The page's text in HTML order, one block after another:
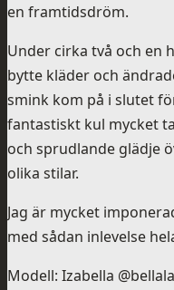
en framtidsdröm.
Under cirka två och en
bytte kläder och
smink kom på i slutet
fantastiskt kul mycket
och sprudlande glädje
olika stilar.
Jag är mycket
med sådan inlevelse
Modell: Izabella